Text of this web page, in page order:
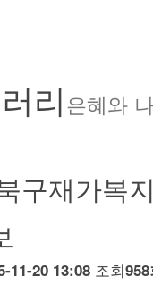
리은혜와
구재가복
11-20 13:08 조회958